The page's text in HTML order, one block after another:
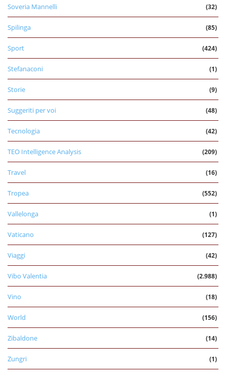
Soveria Mannelli (32)
Spilinga (85)
Sport (424)
Stefanaconi (1)
Storie (9)
Suggeriti per voi (48)
Tecnologia (42)
TEO Intelligence Analysis (209)
Travel (16)
Tropea (552)
Vallelonga (1)
Vaticano (127)
Viaggi (42)
Vibo Valentia (2.988)
Vino (18)
World (156)
Zibaldone (14)
Zungri (1)